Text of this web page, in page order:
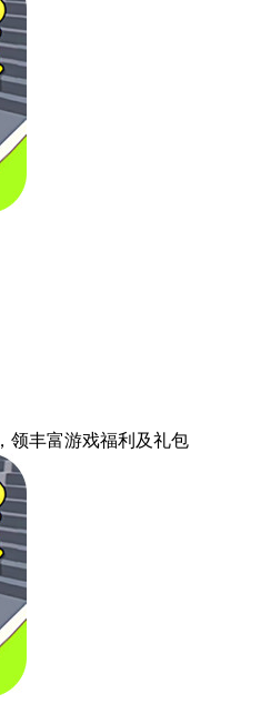
，领丰富游戏福利 及礼包